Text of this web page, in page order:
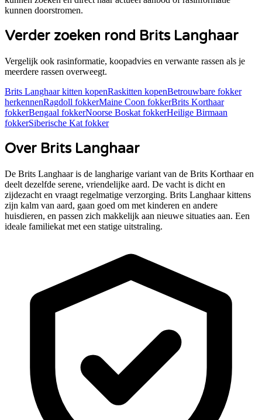
kunnen doorstromen.
Verder zoeken rond Brits Langhaar
Vergelijk ook rasinformatie, koopadvies en verwante rassen als je
meerdere rassen overweegt.
Brits Langhaarkitten kopenRaskitten kopenBetrouwbare fokker
herkennenRagdoll fokkerMaine Coon fokkerBrits Korthaar
fokkerBengaal fokkerNoorse Boskat fokkerHeilige Birmaan
fokkerSiberische Kat fokker
Over Brits Langhaar
De Brits Langhaar is de langharige variant van de Brits Korthaar en
deelt dezelfde serene, vriendelijke aard. De vacht is dicht en
zijdezacht en vraagt regelmatige verzorging. Brits Langhaar kittens
zijn kalm van aard, gaan goed om met kinderen en andere
huisdieren, en passen zich makkelijk aan nieuwe situaties aan. Een
ideale familiekat met een statige uitstraling.